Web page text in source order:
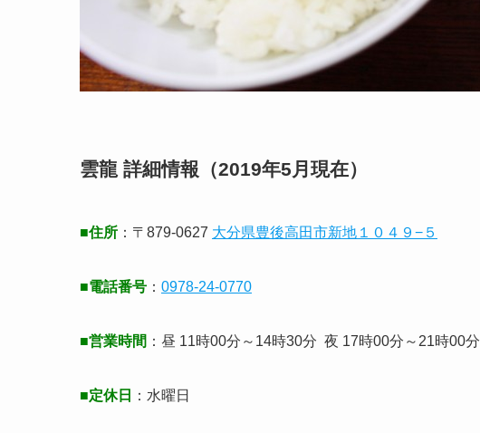
雲龍 詳細情報（2019年5月現在）
■住所 ：〒879-0627 大分県豊後高田市新地１０４９−５
■電話番号 ： 0978-24-0770
■営業時間 ：昼 11時00分～14時30分 夜 17時00分～21時00分
■定休日 ：水曜日